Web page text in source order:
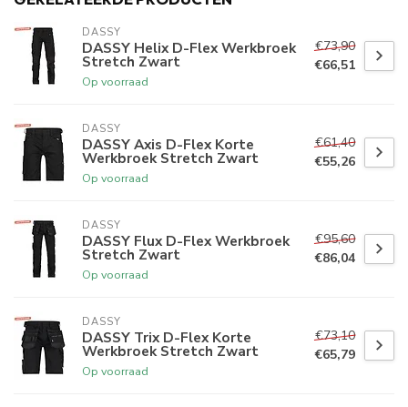
DASSY
DASSY Helix D-Flex Werkbroek
Stretch Zwart
Op voorraad
€73,90
€66,51
DASSY
DASSY Axis D-Flex Korte
Werkbroek Stretch Zwart
Op voorraad
€61,40
€55,26
DASSY
DASSY Flux D-Flex Werkbroek
Stretch Zwart
Op voorraad
€95,60
€86,04
DASSY
DASSY Trix D-Flex Korte
Werkbroek Stretch Zwart
Op voorraad
€73,10
€65,79